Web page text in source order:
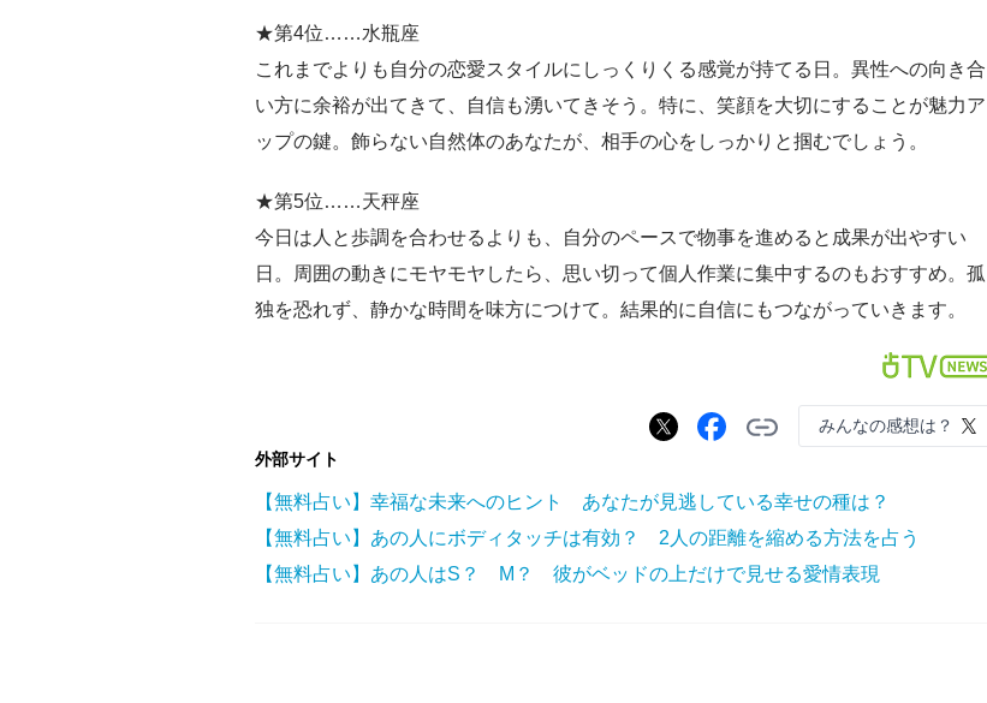
★第4位……水瓶座
これまでよりも自分の恋愛スタイルにしっくりくる感覚が持てる日。異性への向き合
い方に余裕が出てきて、自信も湧いてきそう。特に、笑顔を大切にすることが魅力ア
ップの鍵。飾らない自然体のあなたが、相手の心をしっかりと掴むでしょう。
★第5位……天秤座
今日は人と歩調を合わせるよりも、自分のペースで物事を進めると成果が出やすい
日。周囲の動きにモヤモヤしたら、思い切って個人作業に集中するのもおすすめ。孤
独を恐れず、静かな時間を味方につけて。結果的に自信にもつながっていきます。
みんなの感想は？
外部サイト
【無料占い】幸福な未来へのヒント あなたが見逃している幸せの種は？
【無料占い】あの人にボディタッチは有効？ 2人の距離を縮める方法を占う
【無料占い】あの人はS？ M？ 彼がベッドの上だけで見せる愛情表現